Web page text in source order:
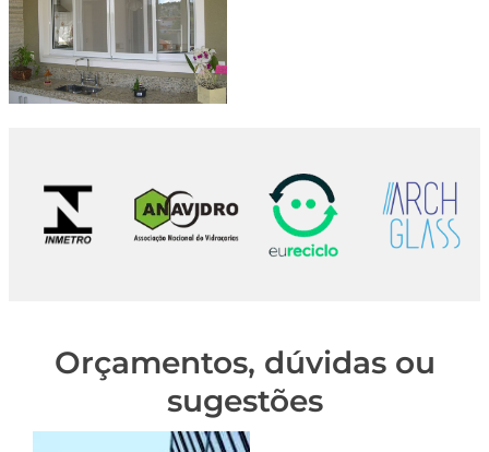
Orçamentos, dúvidas ou
sugestões